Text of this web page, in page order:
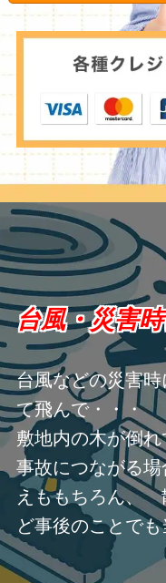
台風・災害
台風などの災害
て飛んで・・・
敷地内の木が倒れ
事故につながる
えももちろん、
ど事後のことで